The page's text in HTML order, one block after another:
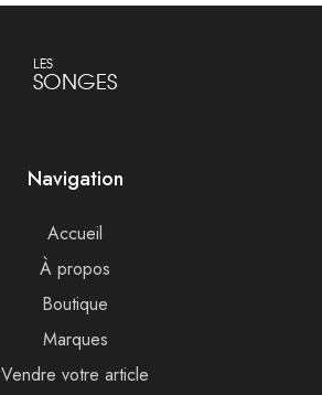
SONGES
LES
Navigation
Accueil
À propos
Boutique
Marques
Vendre votre article